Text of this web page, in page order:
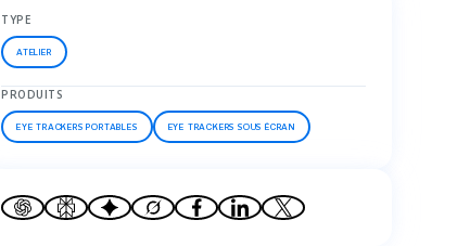
TYPE
ATELIER
PRODUITS
EYE TRACKERS PORTABLES EYE TRACKERS SOUS ÉCRAN